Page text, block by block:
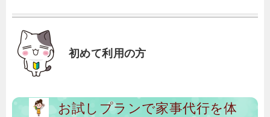
初めて利用の方
お試しプランで家事代行を体